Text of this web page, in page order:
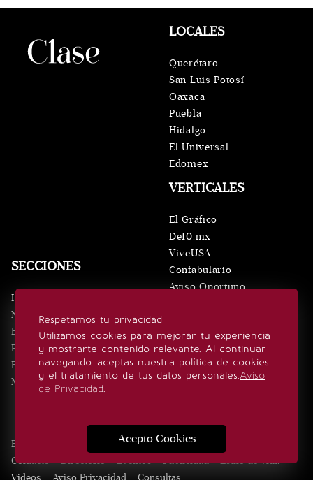
Respetamos tu privacidad
Utilizamos cookies para mejorar tu experiencia
y mostrarte contenido relevante. Al continuar
navegando, aceptas nuestra política de cookies
y el tratamiento de tus datos personales.Aviso
de Privacidad.
Acepto Cookies
SECCIONES
Inicio
Noticias
Eventos
Realeza
Estilo de vida
Minuto x Minuto
VERTICALES
El Gráfico
De10.mx
ViveUSA
Confabulario
Aviso Oportuno
LOCALES
Querétaro
San Luis Potosí
Oaxaca
Puebla
Hidalgo
El Universal
Edomex
SÍGUENOS
Edición Impresa Noticias Quiénes somos
Contacto
Directorio Eventos Publicidad
Estilo de vida
Videos
Aviso Privacidad Consultas